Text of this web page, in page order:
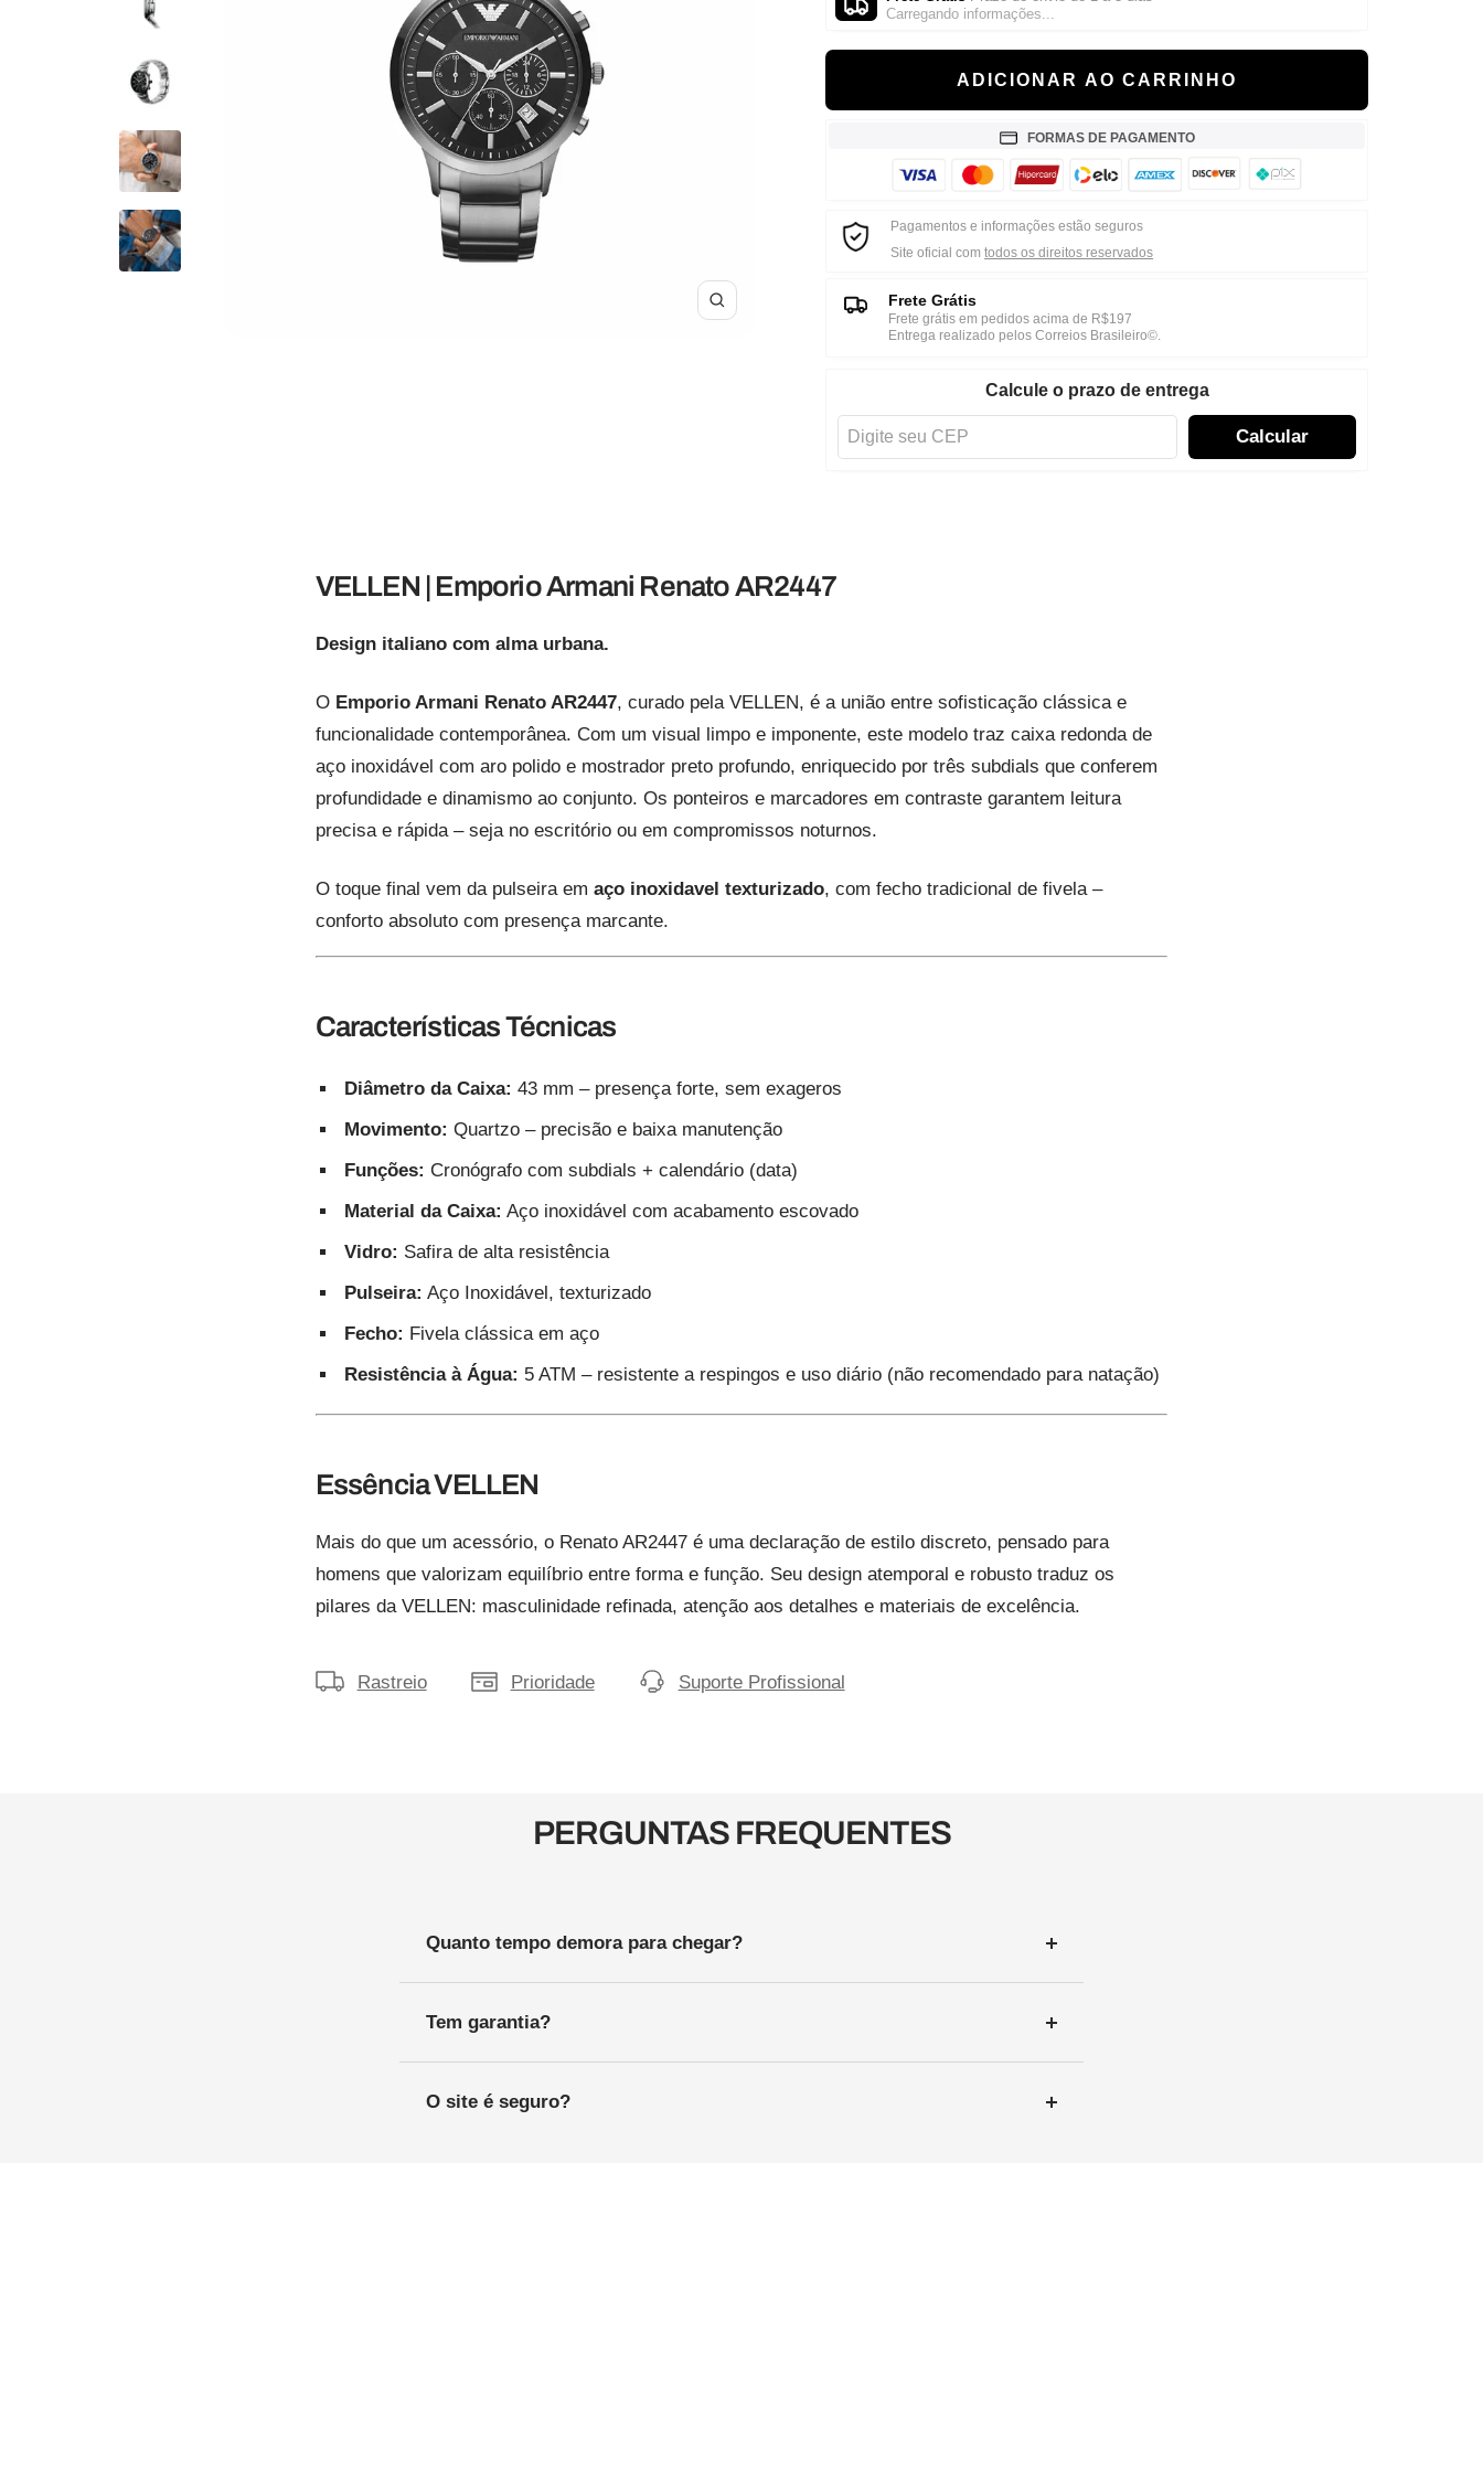
–¡
Zoom
Carregando informações...
ADICIONAR AO CARRINHO
FORMAS DE PAGAMENTO
Pagamentos e informações estão seguros
Site oficial comtodos os direitos reservados
Frete Grátis
Frete grátis em pedidos acima de R$197
Entrega realizado pelos Correios Brasileiro©.
Calcule o prazo de entrega
Calcular
VELLEN | Emporio Armani Renato AR2447
Design italiano com alma urbana.
O Emporio Armani Renato AR2447, curado pela VELLEN, é a união entre sofisticação clássica e
funcionalidade contemporânea. Com um visual limpo e imponente, este modelo traz caixa redonda de
aço inoxidável com aro polido e mostrador preto profundo, enriquecido por três subdials que conferem
profundidade e dinamismo ao conjunto. Os ponteiros e marcadores em contraste garantem leitura
precisa e rápida – seja no escritório ou em compromissos noturnos.
O toque final vem da pulseira em aço inoxidavel texturizado, com fecho tradicional de fivela –
conforto absoluto com presença marcante.
Características Técnicas
Diâmetro da Caixa: 43 mm – presença forte, sem exageros
Movimento: Quartzo – precisão e baixa manutenção
Funções: Cronógrafo com subdials + calendário (data)
Material da Caixa: Aço inoxidável com acabamento escovado
Vidro: Safira de alta resistência
Pulseira: Aço Inoxidável, texturizado
Fecho: Fivela clássica em aço
Resistência à Água: 5 ATM – resistente a respingos e uso diário (não recomendado para natação)
Essência VELLEN
Mais do que um acessório, o Renato AR2447 é uma declaração de estilo discreto, pensado para
homens que valorizam equilíbrio entre forma e função. Seu design atemporal e robusto traduz os
pilares da VELLEN: masculinidade refinada, atenção aos detalhes e materiais de excelência.
Rastreio Prioridade Suporte Profissional
PERGUNTAS FREQUENTES
Quanto tempo demora para chegar?
Tem garantia?
O site é seguro?